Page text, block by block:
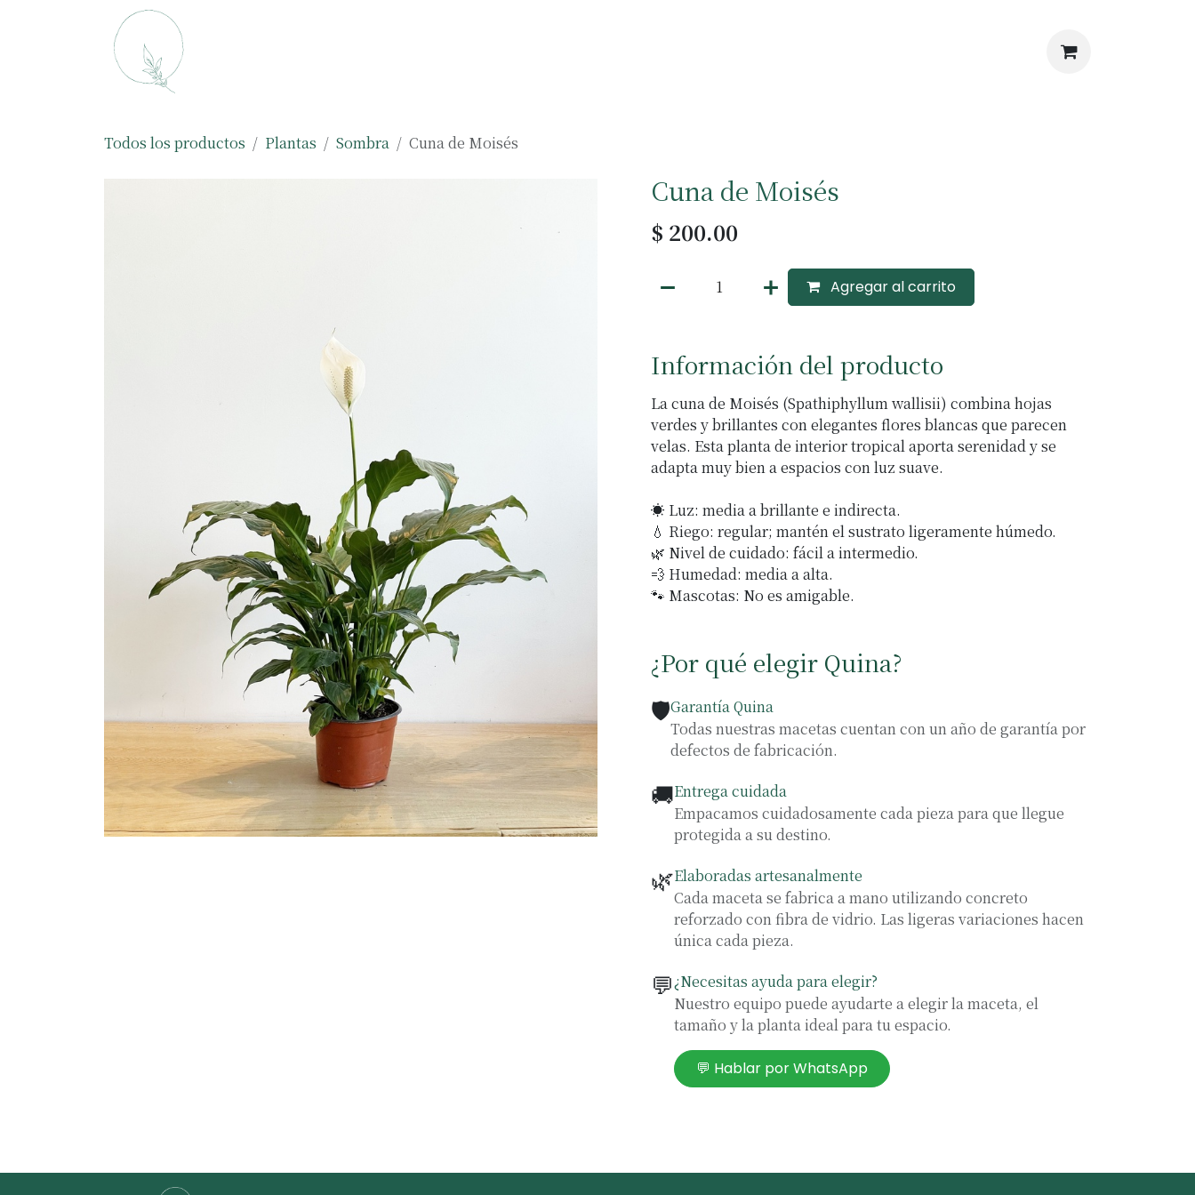
Todos los productos Plantas Sombra Cuna de Moisés
Cuna de Moisés
$ 200.00
Agregar al carrito
Información del producto
La cuna de Moisés (Spathiphyllum wallisii) combina hojas
verdes y brillantes con elegantes flores blancas que parecen
velas. Esta planta de interior tropical aporta serenidad y se
adapta muy bien a espacios con luz suave.
☀️ Luz: media a brillante e indirecta.
💧 Riego: regular; mantén el sustrato ligeramente húmedo.
🌿 Nivel de cuidado: fácil a intermedio.
💨 Humedad: media a alta.
🐾 Mascotas: No es amigable.
¿Por qué elegir Quina?
🛡️Garantía Quina
Todas nuestras macetas cuentan con un año de garantía por
defectos de fabricación.
🚚Entrega cuidada
Empacamos cuidadosamente cada pieza para que llegue
protegida a su destino.
🌿Elaboradas artesanalmente
Cada maceta se fabrica a mano utilizando concreto
reforzado con fibra de vidrio. Las ligeras variaciones hacen
única cada pieza.
💬¿Necesitas ayuda para elegir?
Nuestro equipo puede ayudarte a elegir la maceta, el
tamaño y la planta ideal para tu espacio.
💬 Hablar por WhatsApp